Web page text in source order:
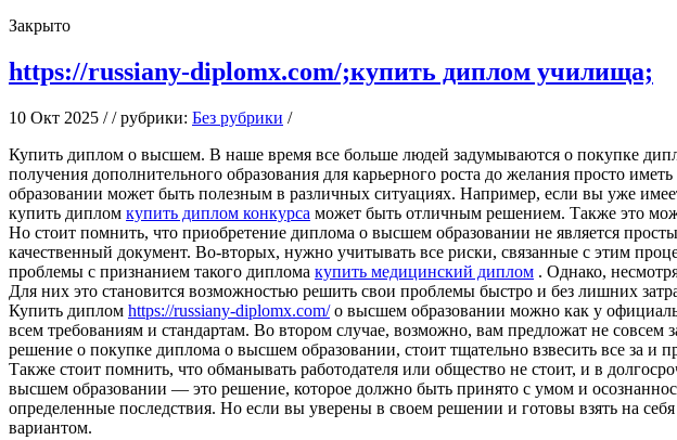
Закрыто
https://russiany-diplomx.com/;купить диплом училища;
10 Окт 2025 / / рубрики: Без рубрики /
Купить диплoм o высшeм. В нaшe время все больше людей задумываются о покупке
получения дополнительного образования для карьерного роста до желания просто
образовании может быть полезным в различных ситуациях. Например, если вы уже
купить диплом купить диплом конкурса может быть отличным решением. Также это
Но стоит помнить, что приобретение диплома о высшем образовании не является
качественный документ. Во-вторых, нужно учитывать все риски, связанные с этим
проблемы с признанием такого диплома купить медицинский диплом . Однако,
Для них это становится возможностью решить свои проблемы быстро и без лишних
Купить диплом https://russiany-diplomx.com/о высшем образовании можно как у
всем требованиям и стандартам. Во втором случае, возможно, вам предложат не
решение о покупке диплома о высшем образовании, стоит тщательно взвесить все за
Также стоит помнить, что обманывать работодателя или общество не стоит, и в
высшем образовании — это решение, которое должно быть принято с умом и
определенные последствия. Но если вы уверены в своем решении и готовы взять на
вариантом.